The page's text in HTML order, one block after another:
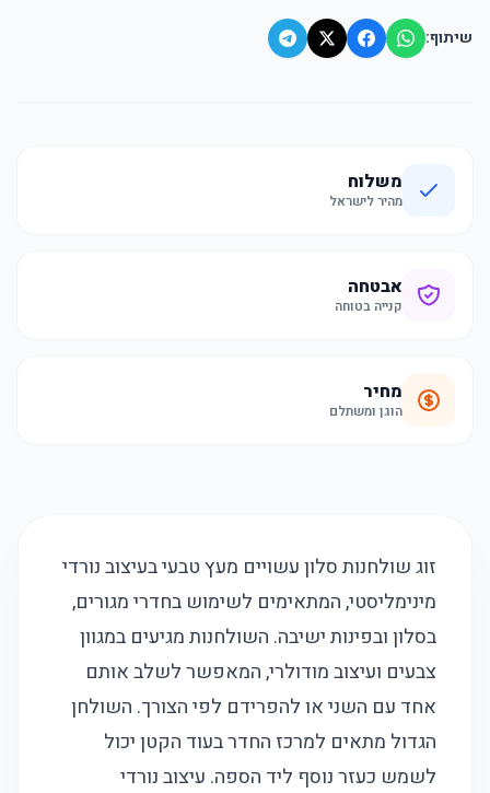
שיתוף:
משלוח
מהיר לישראל
אבטחה
קנייה בטוחה
מחיר
הוגן ומשתלם
זוג שולחנות סלון עשויים מעץ טבעי בעיצוב נורדי
מינימליסטי, המתאימים לשימוש בחדרי מגורים,
בסלון ובפינות ישיבה. השולחנות מגיעים במגוון
צבעים ועיצוב מודולרי, המאפשר לשלב אותם
אחד עם השני או להפרידם לפי הצורך. השולחן
הגדול מתאים למרכז החדר בעוד הקטן יכול
לשמש כעזר נוסף ליד הספה. עיצוב נורדי